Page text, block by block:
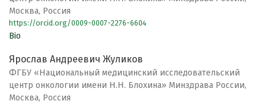
Москва, Россия
https://orcid.org/0009-0007-2276-6604
Bio
Ярослав Андреевич Жуликов
ФГБУ «Национальный медицинский исследовательский
центр онкологии имени Н.Н. Блохина» Минздрава России,
Москва, Россия